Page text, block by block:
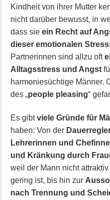
Kindheit von ihrer Mutter
nicht darüber bewusst, in
dass sie ein Recht auf
dieser emotionalen
Partnerinnen sind allzu oft
Alltagsstress und Angst
harmoniesüchtige Männer.
des „people pleasing“
Es gibtviele Gründe für
haben: Von der
Lehrerinnen und
und Kränkung durch
weil der Mann nicht
gering ist, bis hin zur
nach Trennung und